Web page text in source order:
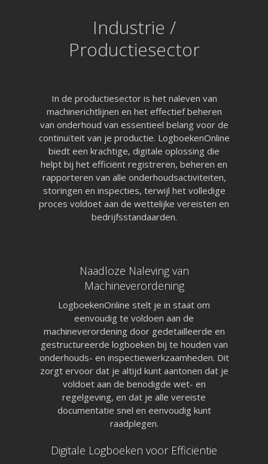
Industrie /
Productiesector
In de productiesector is het naleven van
machinerichtlijnen en het effectief beheren
van onderhoud van essentieel belang voor de
continuïteit van je productie. LogboekenOnline
biedt een krachtige, digitale oplossing die
helpt bij het efficiënt registreren, beheren en
rapporteren van alle onderhoudsactiviteiten,
storingen en inspecties, terwijl het volledige
proces voldoet aan de wettelijke vereisten en
bedrijfsstandaarden.
Naadloze Naleving van
Machineverordening
LogboekenOnline stelt je in staat om
eenvoudig te voldoen aan de
machineverordening door gedetailleerde en
gestructureerde logboeken bij te houden van
onderhouds- en inspectiewerkzaamheden. Dit
zorgt ervoor dat je altijd kunt aantonen dat je
voldoet aan de benodigde wet- en
regelgeving, en dat je alle vereiste
documentatie snel en eenvoudig kunt
raadplegen.
Digitale Logboeken voor Efficiëntie